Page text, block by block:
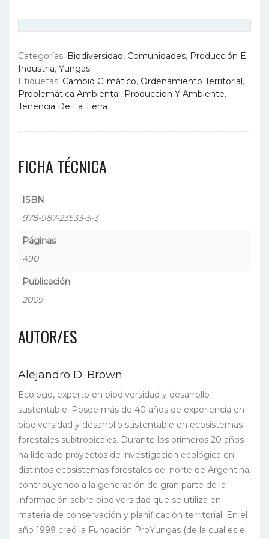
Categorías: Biodiversidad, Comunidades, Producción E
Industria, Yungas
Etiquetas: Cambio Climático, Ordenamiento Territorial,
Problemática Ambiental, Producción Y Ambiente,
Tenencia De La Tierra
FICHA TÉCNICA
ISBN
978-987-23533-5-3
Páginas
490
Publicación
2009
AUTOR/ES
Alejandro D. Brown
Ecólogo, experto en biodiversidad y desarrollo
sustentable. Posee más de 40 años de experiencia en
biodiversidad y desarrollo sustentable en ecosistemas
forestales subtropicales. Durante los primeros 20 años
ha liderado proyectos de investigación ecológica en
distintos ecosistemas forestales del norte de Argentina,
contribuyendo a la generación de gran parte de la
información sobre biodiversidad que se utiliza en
materia de conservación y planificación territorial. En el
año 1999 creó la Fundación ProYungas (de la cual es el